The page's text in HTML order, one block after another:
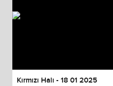
Kırmızı Halı - 18 01 2025